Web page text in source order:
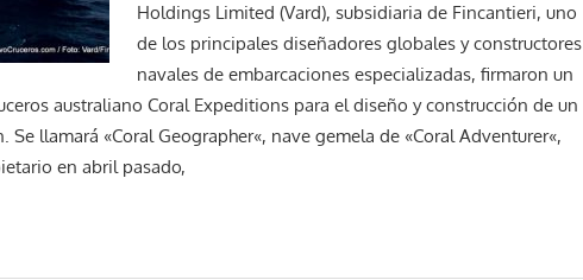
Holdings Limited (Vard), subsidiaria de Fincantieri, uno
de los principales diseñadores globales y constructores
navales de embarcaciones especializadas, firmaron un
australiano Coral Expeditions para el diseño y construcción de un
llamará «Coral Geographer«, nave gemela de «Coral Adventurer«,
en abril pasado,